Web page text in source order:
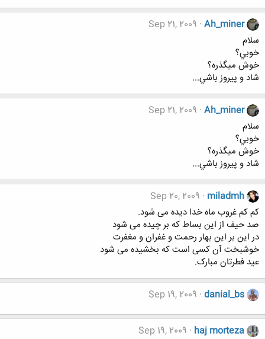
Ah_miner
Sep 21, 2009
سلام
خوبي؟
خوش ميگذره؟
شاد و پيروز باشي...
Ah_miner
Sep 21, 2009
سلام
خوبي؟
خوش ميگذره؟
شاد و پيروز باشي...
miladmh
Sep 20, 2009
کم کم غروب ماه خدا دیده می شود.
صد حیف از این بساط که بر چیده می شود
در این بر این بهار رحمت و غفران و مغفرت
خوشبخت آن کسی است که بخشیده می شود
عید فطرتان مبارک.
danial_bs
Sep 19, 2009
haj morteza
Sep 19, 2009